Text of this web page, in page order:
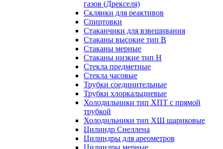
газов (Дрекселя)
Склянки для реактивов
Спиртовки
Стаканчики для взвешивания
Стаканы высокие тип В
Стаканы мерные
Стаканы низкие тип Н
Стекла предметные
Стекла часовые
Трубки соединительные
Трубки хлоркальциевые
Холодильники тип ХПТ с прямой
трубкой
Холодильники тип ХШ шариковые
Цилиндр Снеллена
Цилиндры для ареометров
Цилиндры мерные